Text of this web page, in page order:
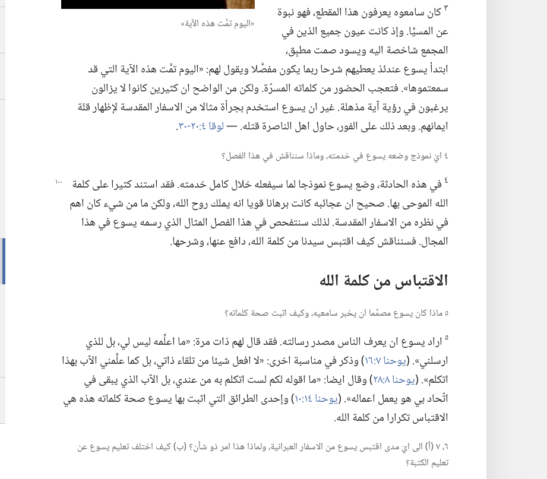
‏«اليوم تمَّت هذه الآية»‏
٣كان سامعوه يعرفون هذا المقطع،‏ فهو نبوة
عن المسيَّا.‏ وإذ كانت عيون جميع الذين في
المجمع شاخصة اليه ويسود صمت مطبِق،‏
ابتدأ يسوع عندئذ يعطيهم شرحا ربما يكون مفصَّلا ويقول لهم:‏ «اليوم تمَّت هذه الآية التي قد
سمعتموها».‏ فتعجب الحضور من كلماته المسرّة.‏ ولكن من الواضح ان كثيرين كانوا لا يزالون
يرغبون في رؤية آية مذهلة.‏ غير ان يسوع استخدم بجرأة مثالا من الاسفار المقدسة لإظهار قلة
ايمانهم.‏ وبعد ذلك على الفور،‏ حاول اهل الناصرة قتله.‏ —‏لوقا ٤:‏​٢٠-‏٣٠ ‏.‏
٤ ايّ نموذج وضعه يسوع في خدمته،‏ وماذا سنناقش في هذا الفصل؟‏
٤ في هذه الحادثة،‏ وضع يسوع نموذجا لما سيفعله خلال كاملخدمته.‏ فقد استند كثيرا على كلمة
الله الموحى بها.‏ صحيح ان عجائبه كانت برهانا قويا انه يملك روح الله،‏ ولكن ما من شيء كان اهم
في نظره من الاسفار المقدسة.‏ لذلك سنتفحص في هذا الفصل المثال الذي رسمه يسوع في هذا
المجال.‏ فسنناقش كيف اقتبس سيدنا من كلمة الله،‏ دافع عنها،‏ وشرحها.‏
الاقتباس من كلمة الله
٥ ماذا كان يسوع مصمِّما ان يخبر سامعيه،‏ وكيف اثبت صحة كلماته؟‏
٥اراد يسوع ان يعرف الناس مصدر رسالته.‏ فقد قال لهم ذات مرة:‏ «ما اعلِّمه ليس لي،‏ بل للذي
ارسلني».‏ (‏يوحنا ٧:‏١٦
‏)‏ وذكر في مناسبة اخرى:‏ «لا افعل شيئا من تلقاء ذاتي،‏ بل كما علَّمني الآب بهذا
اتكلم».‏ (‏يوحنا ٨:‏٢٨
‏)‏ وقال ايضا:‏ «ما اقوله لكم لست اتكلم به من عندي،‏ بل الآب الذي يبقى في
اتّحاد بي هو يعمل اعماله».‏ (‏يوحنا ١٤:‏١٠
‏)‏ وإحدى الطرائق التي اثبت بها يسوع صحة كلماته هذه هي
الاقتباس تكرارا من كلمة الله.‏
٦،‏ ٧ (‏أ)‏ الى ايّ مدى اقتبس يسوع من الاسفار العبرانية،‏ ولماذا هذا امر ذو شأن؟‏ (‏ب)‏ كيف اختلف تعليم يسوع عن
تعليم الكتبة؟‏